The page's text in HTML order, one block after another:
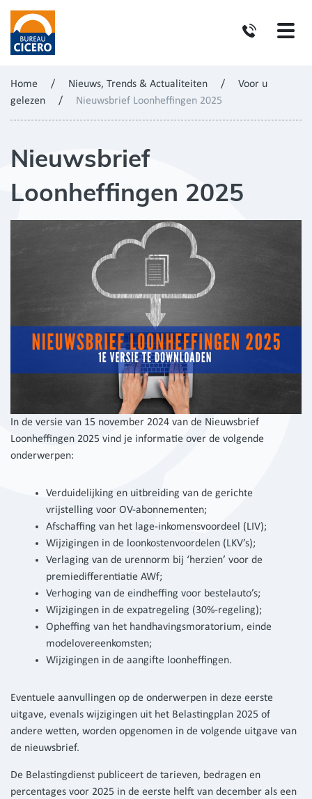
Home / Nieuws, Trends & Actualiteiten /
Voor u
gelezen
/ Nieuwsbrief Loonheffingen 2025
Nieuwsbrief
Loonheffingen 2025
In de versie van 15 november 2024 van de Nieuwsbrief
Loonheffingen 2025 vind je informatie over de volgende
onderwerpen:
Verduidelijking en uitbreiding van de gerichte
vrijstelling voor OV-abonnementen;
Afschaffing van het lage-inkomensvoordeel (LIV);
Wijzigingen in de loonkostenvoordelen (LKV’s);
Verlaging van de urennorm bij ‘herzien’ voor de
premiedifferentiatie AWf;
Verhoging van de eindheffing voor bestelauto’s;
Wijzigingen in de expatregeling (30%-regeling);
Opheffing van het handhavingsmoratorium, einde
modelovereenkomsten;
Wijzigingen in de aangifte loonheffingen.
Eventuele aanvullingen op de onderwerpen in deze eerste
uitgave, evenals wijzigingen uit het Belastingplan 2025 of
andere wetten, worden opgenomen in de volgende uitgave van
de nieuwsbrief.
De Belastingdienst publiceert de tarieven, bedragen en
percentages voor 2025 in de eerste helft van december als een